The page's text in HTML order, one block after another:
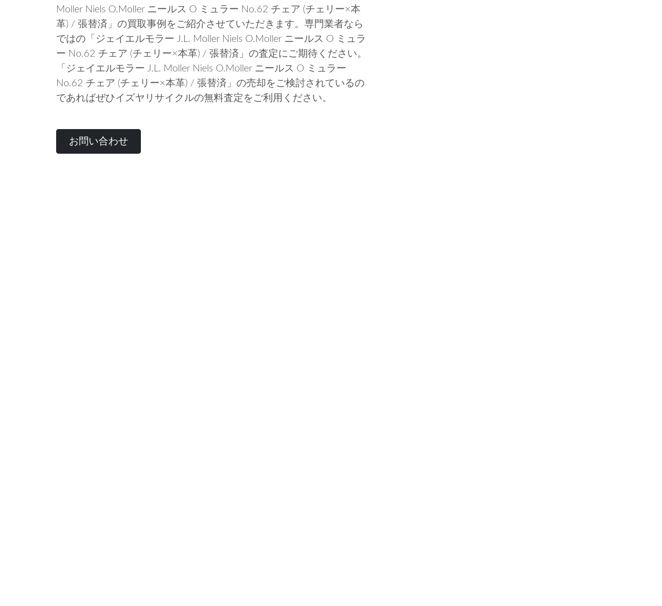
Moller Niels O.Moller ニールス O ミュラー No.62 チェア (チェリー×本
革) / 張替済」の買取事例をご紹介させていただきます。専門業者なら
ではの「ジェイエルモラー J.L. Moller Niels O.Moller ニールス O ミュラ
ー No.62 チェア (チェリー×本革) / 張替済」の査定にご期待ください。
「ジェイエルモラー J.L. Moller Niels O.Moller ニールス O ミュラー
No.62 チェア (チェリー×本革) / 張替済」の売却をご検討されているの
であればぜひイズヤリサイクルの無料査定をご利用ください。
お問い合わせ